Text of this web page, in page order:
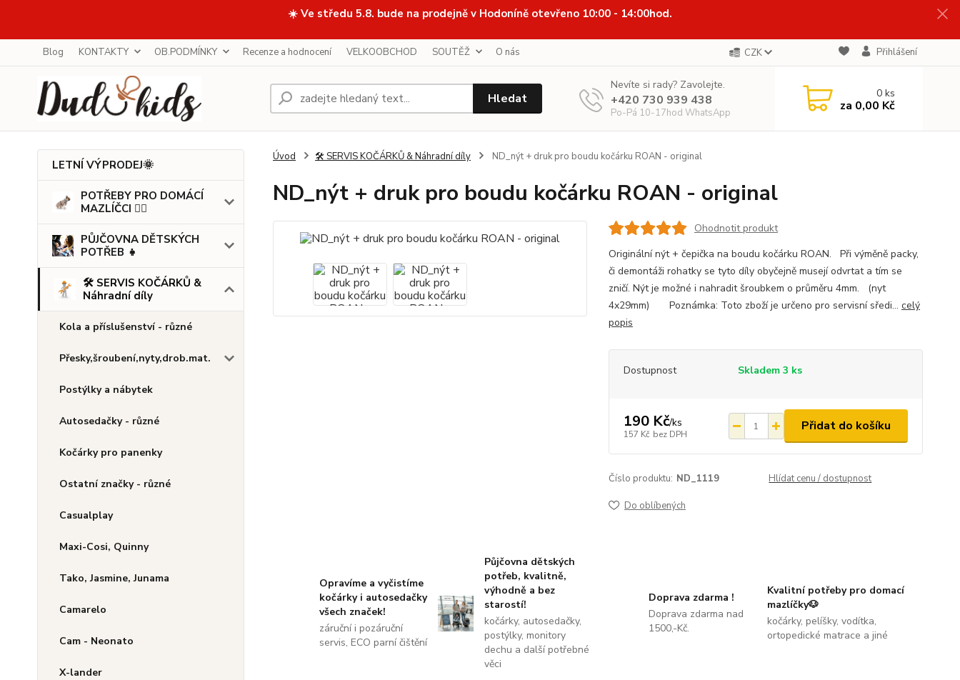
☀️ Ve středu 5.8. bude na prodejně v Hodoníně otevřeno 10:00 - 14:00hod.
Blog KONTAKTY OB.PODMÍNKY Recenze a hodnocení VELKOOBCHOD SOUTĚŽ O nás CZK Přihlášení
Hledat
Nevíte si rady? Zavolejte.
+420 730 939 438
Po-Pá 10-17hod WhatsApp
0ks
za 0,00 Kč
LETNÍ VÝPRODEJ🌞
POTŘEBY PRO DOMÁCÍ
MAZLÍČCI 🐕‍🦺
PŮJČOVNA DĚTSKÝCH
POTŘEB 👧
🛠️ SERVIS KOČÁRKŮ &
Náhradní díly
Kola a příslušenství - různé
Přesky,šroubení,nyty,drob.mat.
Postýlky a nábytek
Autosedačky - různé
Kočárky pro panenky
Ostatní značky - různé
Casualplay
Maxi-Cosi, Quinny
Tako, Jasmine, Junama
Camarelo
Cam - Neonato
X-lander
Úvod 🛠️ SERVIS KOČÁRKŮ & Náhradní díly ND_nýt + druk pro boudu kočárku ROAN - original
ND_nýt + druk pro boudu kočárku ROAN - original
Ohodnotit produkt
Originální nýt + čepička na boudu kočárku ROAN. Při výměně packy,
či demontáži rohatky se tyto díly obyčejně musejí odvrtat a tím se
zničí. Nýt je možné i nahradit šroubkem o průměru 4mm. (nyt
4x29mm) Poznámka: Toto zboží je určeno pro servisní sředi... celý
popis
Dostupnost Skladem 3 ks
190 Kč/ks
157 Kč bez DPH
Přidat do košíku
Číslo produktu: ND_1119 Hlídat cenu / dostupnost
Do oblíbených
Opravíme a vyčistíme
kočárky i autosedačky
všech značek!
záruční i pozáruční
servis, ECO parní čištění
Půjčovna dětských
potřeb, kvalitně,
výhodně a bez
starostí!
kočárky, autosedačky,
postýlky, monitory
dechu a další potřebné
věci
Doprava zdarma !
Doprava zdarma nad
1500,-Kč.
Kvalitní potřeby pro domací
mazlíčky🐶
kočárky, pelíšky, vodítka,
ortopedické matrace a jiné